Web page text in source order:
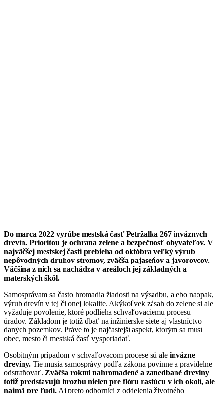
Do marca 2022 vyrúbe mestská časť Petržalka 267 inváznych
drevín. Prioritou je ochrana zelene a bezpečnosť obyvateľov. V
najväčšej mestskej časti prebieha od októbra veľký výrub
nepôvodných druhov stromov, zväčša pajaseňov a javorovcov.
Väčšina z nich sa nachádza v areáloch jej základných a
materských škôl.
Samosprávam sa často hromadia žiadosti na výsadbu, alebo naopak,
výrub drevín v tej či onej lokalite. Akýkoľvek zásah do zelene si ale
vyžaduje povolenie, ktoré podlieha schvaľovaciemu procesu
úradov. Základom je totiž dbať na inžinierske siete aj vlastníctvo
daných pozemkov. Práve to je najčastejší aspekt, ktorým sa musí
obec, mesto či mestská časť vysporiadať.
Osobitným prípadom v schvaľovacom procese sú ale invázne
dreviny. Tie musia samosprávy podľa zákona povinne a pravidelne
odstraňovať. Zväčša rokmi nahromadené a zanedbané dreviny
totiž predstavujú hrozbu nielen pre flóru rastúcu v ich okolí, ale
najmä pre ľudí. Aj preto odborníci z oddelenia životného